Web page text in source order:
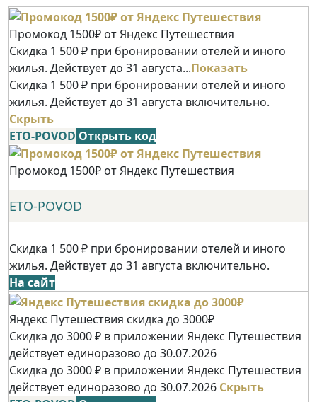
Промокод 1500₽ от Яндекс Путешествия
Скидка 1 500 ₽ при бронировании отелей и иного
жилья. Действует до 31 августа...Показать
Скидка 1 500 ₽ при бронировании отелей и иного
жилья. Действует до 31 августа включительно.
Скрыть
ETO-POVOD Открыть код
Промокод 1500₽ от Яндекс Путешествия
ETO-POVOD
Скидка 1 500 ₽ при бронировании отелей и иного
жилья. Действует до 31 августа включительно.
На сайт
Яндекс Путешествия скидка до 3000₽
Скидка до 3000 ₽ в приложении Яндекс Путешествия
действует единоразово до 30.07.2026
Скидка до 3000 ₽ в приложении Яндекс Путешествия
действует единоразово до 30.07.2026 Скрыть